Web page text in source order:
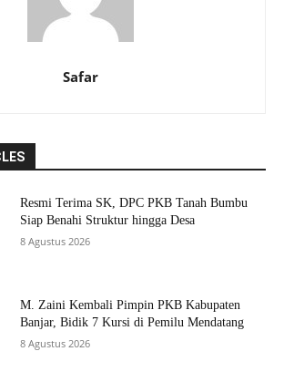
Safar
Resmi Terima SK, DPC PKB Tanah Bumbu
Siap Benahi Struktur hingga Desa
8 Agustus 2026
M. Zaini Kembali Pimpin PKB Kabupaten
Banjar, Bidik 7 Kursi di Pemilu Mendatang
8 Agustus 2026